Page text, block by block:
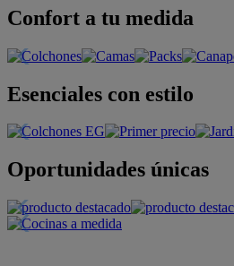
Confort a tu medida
Esenciales con estilo
Oportunidades únicas